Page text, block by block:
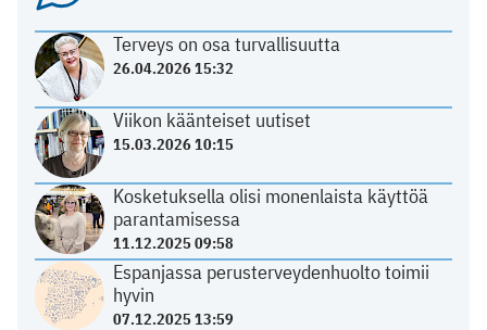
Terveys on osa turvallisuutta
26.04.2026 15:32
Viikon käänteiset uutiset
15.03.2026 10:15
Kosketuksella olisi monenlaista käyttöä
parantamisessa
11.12.2025 09:58
Espanjassa perusterveydenhuolto toimii
hyvin
07.12.2025 13:59